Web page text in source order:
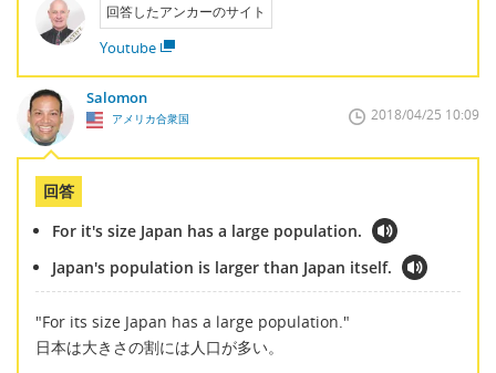
回答したアンカーのサイト
Youtube
Salomon
アメリカ合衆国 2018/04/25 10:09
回答
For it's size Japan has a large population.
Japan's population is larger than Japan itself.
"For its size Japan has a large population."
日本は大きさの割には人口が多い。